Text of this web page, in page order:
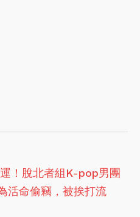
！脫北者組K-pop男團
活命偷竊，被挨打流